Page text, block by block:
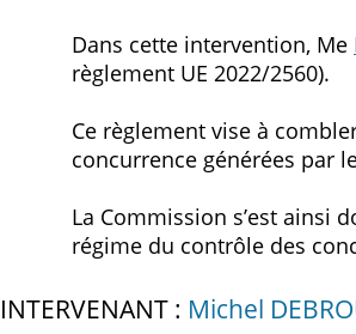
Dans cette intervention, Me
règlement UE 2022/2560).
Ce règlement vise à
concurrence générées par
La Commission s’est ainsi
régime du contrôle des
INTERVENANT : Michel